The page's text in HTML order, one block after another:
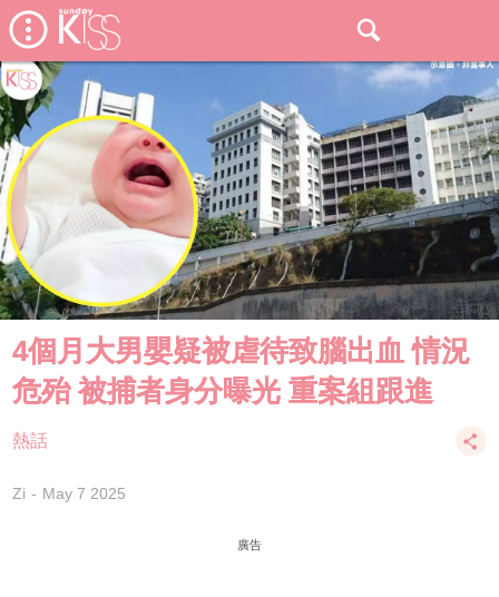
4個月大男嬰疑被虐待致腦出血 情況
危殆 被捕者身分曝光 重案組跟進
熱話
Zi May 7 2025
廣告